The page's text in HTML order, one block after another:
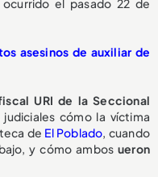
el pasado 22 de
asesinos de auxiliar de
URI de la Seccional
cómo la víctima
de El Poblado, cuando
y cómo ambos ueron